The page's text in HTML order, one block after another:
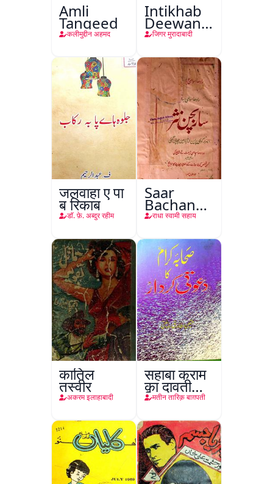
Amli
Tanqeed
कलीमुद्दीन अहमद
Intikhab
Deewan-
e-Jigar
जिगर मुरादाबादी
जलवाहा ए पा
ब रिकाब
डाॅ. फ़े. अब्दुर रहीम
Saar
Bachan
Nasr
राधा स्वामी सहाय
कातिल
तस्वीर
अकरम इलाहाबादी
सहाबा कराम
का दावती
किरदार
मतीन तारिक़ बाग़पती